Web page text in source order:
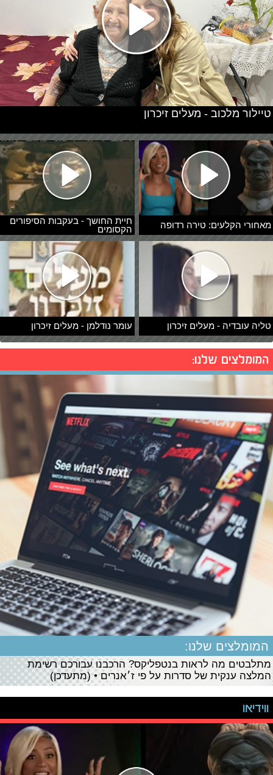
מאחורי הקלעים: טירה רדופה
חיית החושך - בעקבות הסיפורים
הקסומים
טליה עובדיה - מעלים זיכרון עומר נודלמן - מעלים זיכרון
טיילור מלכוב - מעלים זיכרון
המומלצים שלנו:
המומלצים שלנו:
מתלבטים מה לראות בנטפליקס? הרכבנו עבורכם רשימת
המלצה ענקית של סדרות על פי ז׳אנרים • (מתעדכן)
ווידיאו